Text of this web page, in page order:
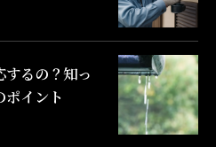
るの？知っ
イント